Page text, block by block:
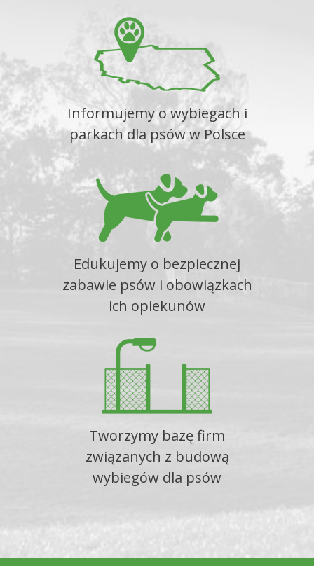
Informujemy o wybiegach i
parkach dla psów w Polsce
Edukujemy o bezpiecznej
zabawie psów i obowiązkach
ich opiekunów
Tworzymy bazę firm
związanych z budową
wybiegów dla psów